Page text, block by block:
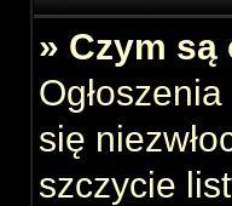
» Czym są
się
szczycie